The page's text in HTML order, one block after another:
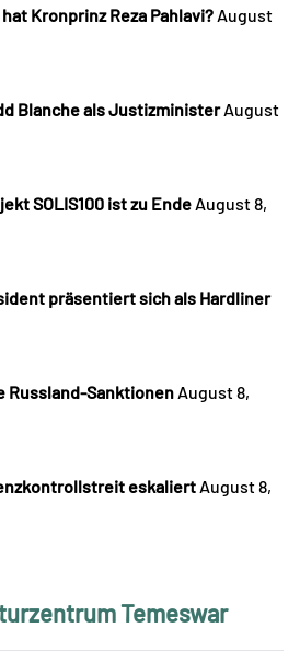
Kronprinz Reza Pahlavi? August
Blanche als Justizminister August
SOLIS100 ist zu Ende August 8,
präsentiert sich als Hardliner
Russland-Sanktionen August 8,
eskaliert August 8,
Temeswar